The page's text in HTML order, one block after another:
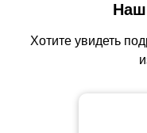
Хотите увидеть